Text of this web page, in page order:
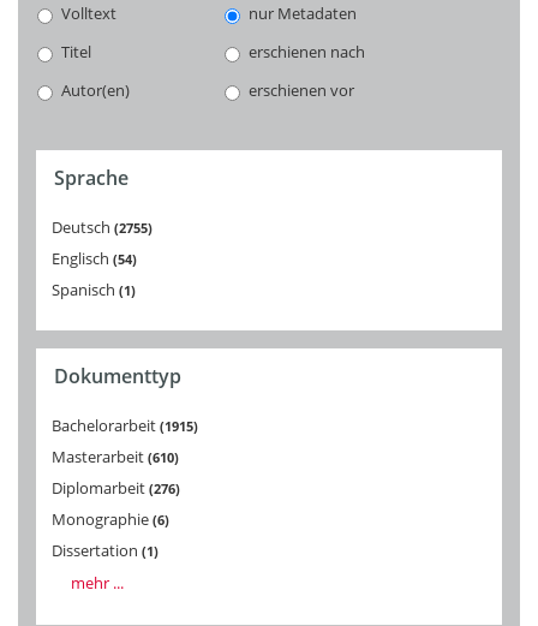
Volltext
nur Metadaten
Titel
erschienen nach
Autor(en)
erschienen vor
Sprache
Deutsch 2755
Englisch 54
Spanisch 1
Dokumenttyp
Bachelorarbeit 1915
Masterarbeit 610
Diplomarbeit 276
Monographie 6
Dissertation 1
mehr ...